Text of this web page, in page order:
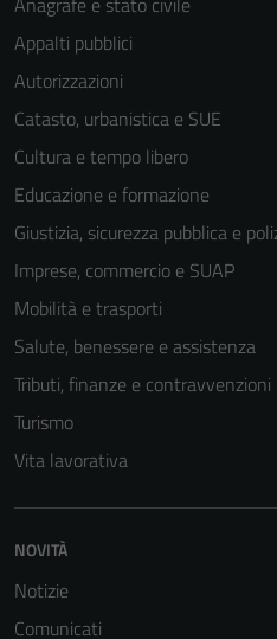
Appalti pubblici
Autorizzazioni
Catasto, urbanistica e SUE
Cultura e tempo libero
Educazione e formazione
Giustizia, sicurezza pubblica e
Imprese, commercio e SUAP
Mobilità e trasporti
Salute, benessere e assistenza
Tributi, finanze e contravvenzioni
Turismo
Vita lavorativa
NOVITÀ
Notizie
Comunicati